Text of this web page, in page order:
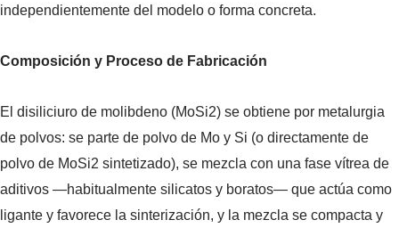
independientemente del modelo o forma concreta.
Composición y Proceso de Fabricación
El disiliciuro de molibdeno (MoSi2) se obtiene por metalurgia
de polvos: se parte de polvo de Mo y Si (o directamente de
polvo de MoSi2 sintetizado), se mezcla con una fase vítrea de
aditivos —habitualmente silicatos y boratos— que actúa como
ligante y favorece la sinterización, y la mezcla se compacta y